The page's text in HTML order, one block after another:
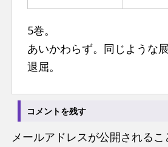
5巻。
あいかわらず。同じような
退屈。
コメントを残す
メールアドレスが公開されるこ